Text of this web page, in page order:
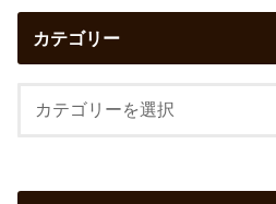
カテゴリー